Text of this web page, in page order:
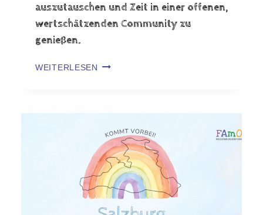
auszutauschen und Zeit in einer offenen,
wertschätzenden Community zu
genießen.
WEITERLESEN